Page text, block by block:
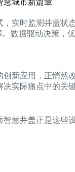
慧城市新篇章
实时监测井盖状
数据驱动决策，
新应用，正悄
实际痛点中的
慧井盖正是这